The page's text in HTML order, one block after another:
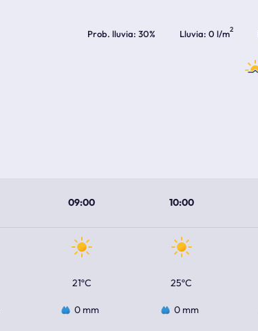
Prob. lluvia 30% Lluvia 0 l/m2
09:00 10:00
21ºC 25ºC
0 mm 0 mm